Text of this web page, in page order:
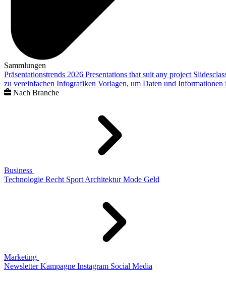
Sammlungen
Präsentationstrends 2026 Presentations that suit any project
zu vereinfachen Infografiken Vorlagen, um Daten und
Nach Branche
Business
Technologie Recht Sport Architektur Mode Geld
Marketing
Newsletter Kampagne Instagram Social Media